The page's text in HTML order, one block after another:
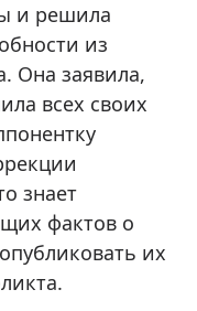
и решила
из
Она заявила,
всех своих
знает
фактов о
их